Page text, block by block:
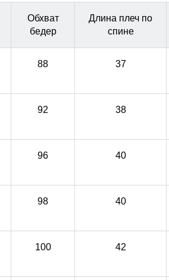
Обхват
бедер
Длина плеч по
спине
88 37
92 38
96 40
98 40
100 42